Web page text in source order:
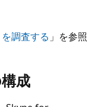
調査する 」を参照
成